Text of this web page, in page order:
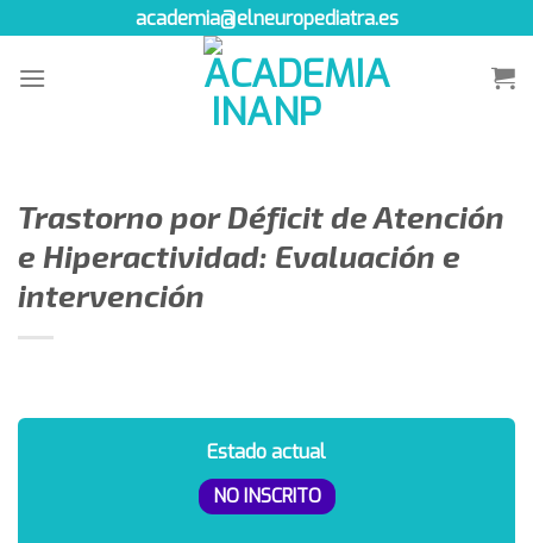
to
content
academia@elneuropediatra.es
Trastorno por Déficit de Atención
e Hiperactividad: Evaluación e
intervención
Estado actual
NO INSCRITO